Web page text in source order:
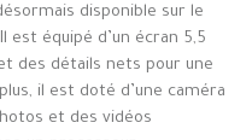
disponible sur le
est équipé d’un écran 5,5
des détails nets pour une
il est doté d’une caméra
et des vidéos